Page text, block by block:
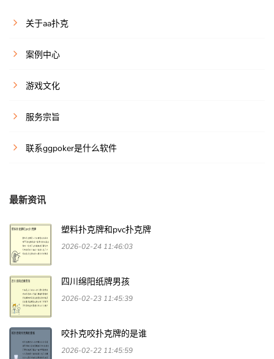
关于aa扑克
案例中心
游戏文化
服务宗旨
联系ggpoker是什么软件
最新资讯
塑料扑克牌和pvc扑克牌
2026-02-24 11:46:03
四川绵阳纸牌男孩
2026-02-23 11:45:39
咬扑克咬扑克牌的是谁
2026-02-22 11:45:59